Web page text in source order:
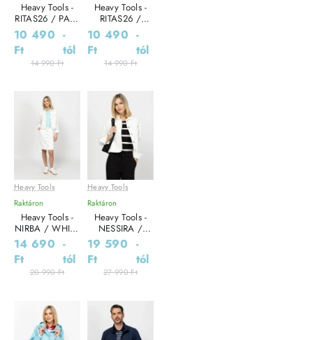
Heavy Tools -
RITAS26 / PALE
- Női ing
10 490
Ft
-
tól
14 990 Ft
Heavy Tools -
RITAS26 /
BLOSSOM - Női
ing
10 490
Ft
-
tól
14 990 Ft
Leárazás
Heavy Tools
Raktáron
Heavy Tools -
NIRBA / WHITE
- Női szoknya
14 690
Ft
-
tól
20 990 Ft
Leárazás
Heavy Tools
Raktáron
Heavy Tools -
NESSIRA /
WHITE - Női
dzseki
19 590
Ft
-
tól
27 990 Ft